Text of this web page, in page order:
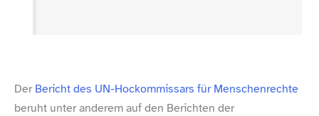
DerBericht des UN-​Hockommissars für Menschenrechte
beruht unter anderem auf den Berichten der